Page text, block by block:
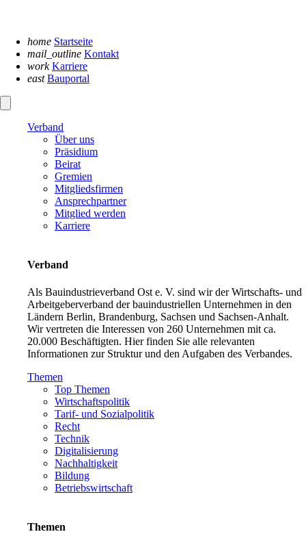
home Startseite
mail_outline Kontakt
work Karriere
east Bauportal
Verband
Über uns
Präsidium
Beirat
Gremien
Mitgliedsfirmen
Ansprechpartner
Mitglied werden
Karriere
Verband
Als Bauindustrieverband Ost e. V. sind wir der Wirtschafts- und
Arbeitgeberverband der bauindustriellen Unternehmen in den
Ländern Berlin, Brandenburg, Sachsen und Sachsen-Anhalt.
Wir vertreten die Interessen von 260 Unternehmen mit ca.
20.000 Beschäftigten. Hier finden Sie alle relevanten
Informationen zur Struktur und den Aufgaben des Verbandes.
Themen
Top Themen
Wirtschaftspolitik
Tarif- und Sozialpolitik
Recht
Technik
Digitalisierung
Nachhaltigkeit
Bildung
Betriebswirtschaft
Themen